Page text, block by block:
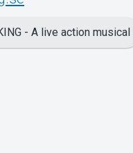
- A live action musical